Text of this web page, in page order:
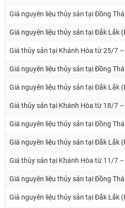
Giá nguyên liệu thủy sản tại Đồng
Giá nguyên liệu thủy sản tại Đắk
Giá thủy sản tại Khánh Hòa từ 25/7
Giá nguyên liệu thủy sản tại Đồng
Giá nguyên liệu thủy sản tại Đắk
Giá thủy sản tại Khánh Hòa từ 18/7
Giá nguyên liệu thủy sản tại Đồng
Giá nguyên liệu thủy sản tại Đắk
Giá thủy sản tại Khánh Hòa từ 11/7
Giá nguyên liệu thủy sản tại Đồng
Giá nguyên liệu thủy sản tại Đắk